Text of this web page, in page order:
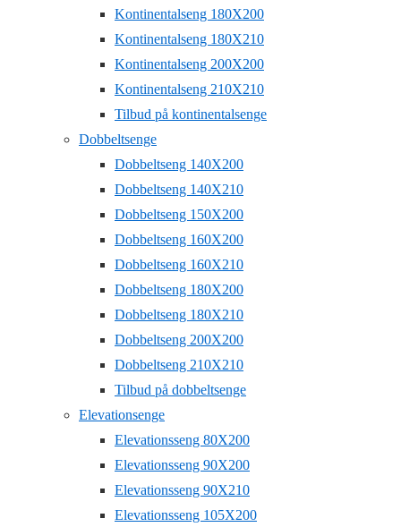
Kontinentalseng 180X200
Kontinentalseng 180X210
Kontinentalseng 200X200
Kontinentalseng 210X210
Tilbud på kontinentalsenge
Dobbeltsenge
Dobbeltseng 140X200
Dobbeltseng 140X210
Dobbeltseng 150X200
Dobbeltseng 160X200
Dobbeltseng 160X210
Dobbeltseng 180X200
Dobbeltseng 180X210
Dobbeltseng 200X200
Dobbeltseng 210X210
Tilbud på dobbeltsenge
Elevationsenge
Elevationsseng 80X200
Elevationsseng 90X200
Elevationsseng 90X210
Elevationsseng 105X200